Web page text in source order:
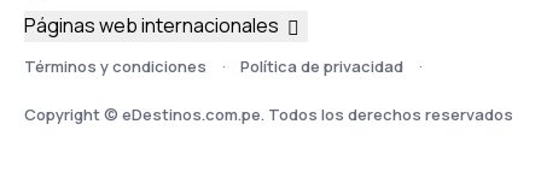
Términos y condiciones Política de privacidad
Copyright © eDestinos.com.pe. Todos los derechos reservados
Páginas web internacionales